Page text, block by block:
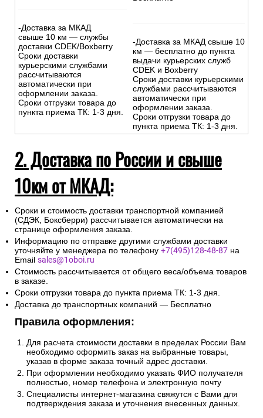
-Доставка за МКАД
свыше 10 км — службы
доставки CDEK/Boxberry
Сроки доставки
курьерскими службами
рассчитываются
автоматически при
оформлении заказа.
Сроки отгрузки товара до
пункта приема ТК: 1-3 дня.
-Доставка за МКАД свыше 10
км — бесплатно до пункта
выдачи курьерских служб
CDEK и Boxberry
Сроки доставки курьерскими
службами рассчитываются
автоматически при
оформлении заказа.
Сроки отгрузки товара до
пункта приема ТК: 1-3 дня.
2. Доставка по России и свыше
10км от МКАД:
Сроки и стоимость доставки транспортной компанией
(СДЭК, Боксберри) рассчитывается автоматически на
странице оформления заказа.
Информацию по отправке другими службами доставки
уточняйте у менеджера по телефону +7(495)128-48-87 на
Email sales@1oboi.ru
Стоимость рассчитывается от общего веса/объема товаров
в заказе.
Сроки отгрузки товара до пункта приема ТК: 1-3 дня.
Доставка до транспортных компаний — Бесплатно
Правила оформления:
Для расчета стоимости доставки в пределах России Вам
необходимо оформить заказ на выбранные товары,
указав в форме заказа точный адрес доставки.
При оформлении необходимо указать ФИО получателя
полностью, номер телефона и электронную почту
Специалисты интернет-магазина свяжутся с Вами для
подтверждения заказа и уточнения внесенных данных.